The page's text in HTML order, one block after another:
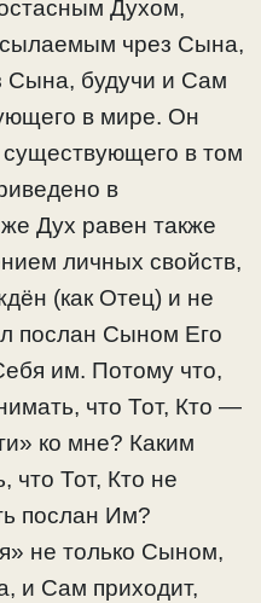
Духом,
чрез Сына,
Сына, будучи и Сам
в мире. Он
существующего в том
в
Дух равен также
личных свойств,
(как Отец) и не
послан Сыном Его
им. Потому что,
что Тот, Кто —
ко мне? Каким
что Тот, Кто не
послан Им?
не только Сыном,
и Сам приходит,